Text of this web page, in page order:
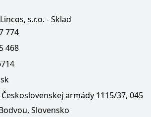
s.r.o. - Sklad
774
468
Československej armády 1115/37, 045
Slovensko